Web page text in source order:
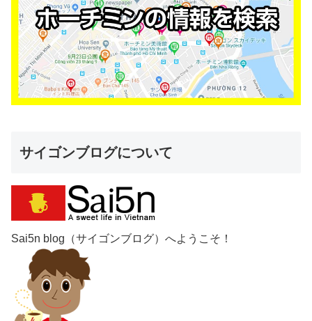
サイゴンブログについて
Sai5n blog（サイゴンブログ）へようこそ！